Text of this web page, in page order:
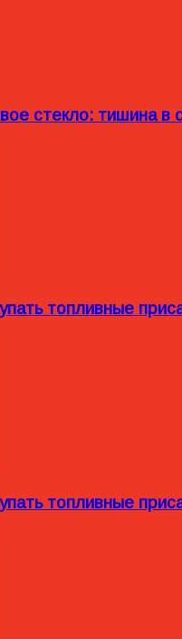
стекло: тишина в
топливные
топливные